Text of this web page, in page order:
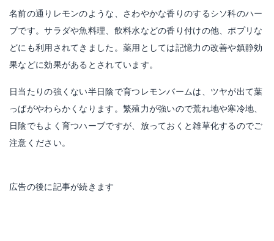
名前の通りレモンのような、さわやかな香りのするシソ科のハー
ブです。サラダや魚料理、飲料水などの香り付けの他、ポプリな
どにも利用されてきました。薬用としては記憶力の改善や鎮静効
果などに効果があるとされています。
日当たりの強くない半日陰で育つレモンバームは、ツヤが出て葉
っぱがやわらかくなります。繁殖力が強いので荒れ地や寒冷地、
日陰でもよく育つハーブですが、放っておくと雑草化するのでご
注意ください。
広告の後に記事が続きます